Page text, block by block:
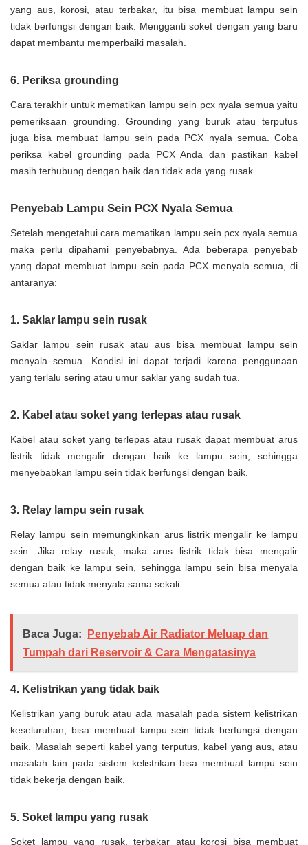
yang aus, korosi, atau terbakar, itu bisa membuat lampu sein
tidak berfungsi dengan baik. Mengganti soket dengan yang baru
dapat membantu memperbaiki masalah.
6. Periksa grounding
Cara terakhir untuk mematikan lampu sein pcx nyala semua yaitu
pemeriksaan grounding. Grounding yang buruk atau terputus
juga bisa membuat lampu sein pada PCX nyala semua. Coba
periksa kabel grounding pada PCX Anda dan pastikan kabel
masih terhubung dengan baik dan tidak ada yang rusak.
Penyebab Lampu Sein PCX Nyala Semua
Setelah mengetahui cara mematikan lampu sein pcx nyala semua
maka perlu dipahami penyebabnya. Ada beberapa penyebab
yang dapat membuat lampu sein pada PCX menyala semua, di
antaranya:
1. Saklar lampu sein rusak
Saklar lampu sein rusak atau aus bisa membuat lampu sein
menyala semua. Kondisi ini dapat terjadi karena penggunaan
yang terlalu sering atau umur saklar yang sudah tua.
2. Kabel atau soket yang terlepas atau rusak
Kabel atau soket yang terlepas atau rusak dapat membuat arus
listrik tidak mengalir dengan baik ke lampu sein, sehingga
menyebabkan lampu sein tidak berfungsi dengan baik.
3. Relay lampu sein rusak
Relay lampu sein memungkinkan arus listrik mengalir ke lampu
sein. Jika relay rusak, maka arus listrik tidak bisa mengalir
dengan baik ke lampu sein, sehingga lampu sein bisa menyala
semua atau tidak menyala sama sekali.
Baca Juga:
Penyebab Air Radiator Meluap dan
Tumpah dari Reservoir & Cara Mengatasinya
4. Kelistrikan yang tidak baik
Kelistrikan yang buruk atau ada masalah pada sistem kelistrikan
keseluruhan, bisa membuat lampu sein tidak berfungsi dengan
baik. Masalah seperti kabel yang terputus, kabel yang aus, atau
masalah lain pada sistem kelistrikan bisa membuat lampu sein
tidak bekerja dengan baik.
5. Soket lampu yang rusak
Soket lampu yang rusak, terbakar atau korosi bisa membuat